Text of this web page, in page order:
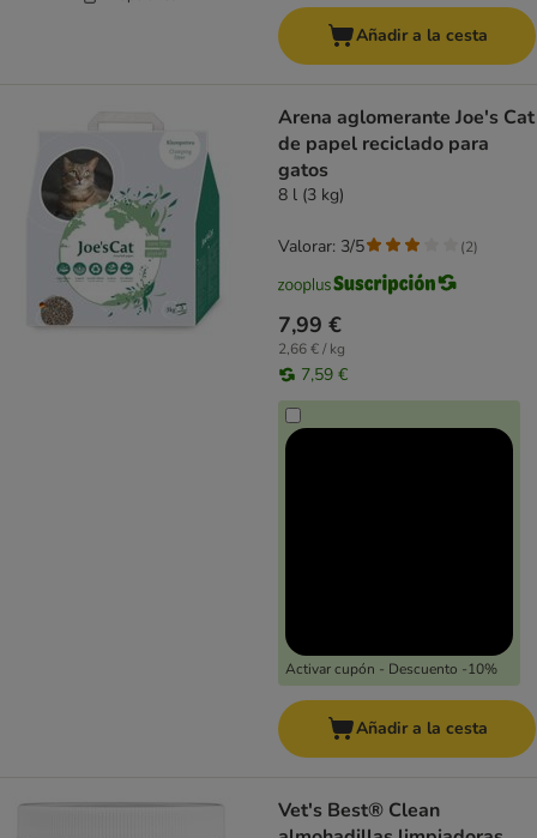
Añadir a la cesta
Arena aglomerante Joe's Cat
de papel reciclado para
gatos
8 l (3 kg)
7,99 €
2,66 € / kg
7,59 €
Activar cupón - Descuento -10%
Valorar: 3/5 (2)
Añadir a la cesta
Vet's Best® Clean